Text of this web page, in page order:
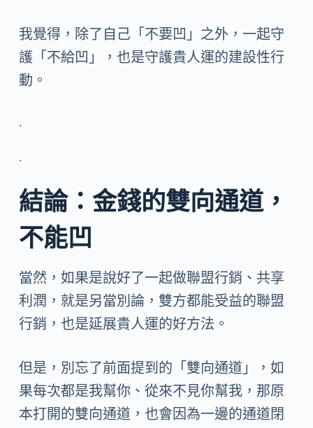
我覺得，除了自己「不要凹」之外，一起守
護「不給凹」，也是守護貴人運的建設性行
動。
.
.
結論：金錢的雙向通道，
不能凹
當然，如果是說好了一起做聯盟行銷、共享
利潤，就是另當別論，雙方都能受益的聯盟
行銷，也是延展貴人運的好方法。
但是，別忘了前面提到的「雙向通道」，如
果每次都是我幫你、從來不見你幫我，那原
本打開的雙向通道，也會因為一邊的通道閉